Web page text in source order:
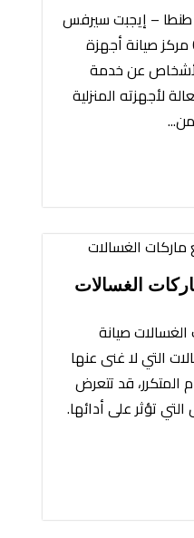
طنطا – إيجبت سيرفس
| اتصل الآن 01226867472 مركز صيانة أجهزة
عن خدمة
لأجهزته المنزلية
الغسالات
صيانة
التي لا غنى عنها
قد تتعرض
تؤثر على أدائها.